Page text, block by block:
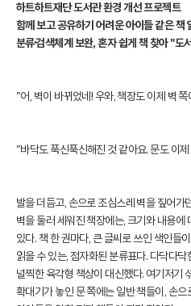
하트하트재단 도서관 환경 개선 프로젝트
함께 보고 공유하기 어려운 아이들 같은 책
분류·검색체계 보완, 혼자 쉽게 책 찾아 "
"어, 벽이 바뀌었네! 우와, 책장도 이제 벽
"바닥도 푹신푹신해진 것 같아요. 문도 이
발을 더듬고, 손으로 조심스레 벽을 짚어가
벽을 둘러 세워진 책장에는, 크기와 내용에
있다. 책 한 권마다, 큰 글씨로 쓰인 색인들
읽을 수 있는, 점자화된 분류표다. 다닥다
널찍한 육각형 책상이 대신했다. 여기저기
확대기가 놓인 문 쪽에는 일반 책들이, 손